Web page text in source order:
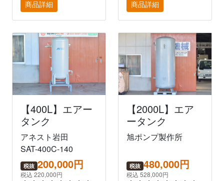
商品詳細 商品詳細
【400L】エアー
タンク
アネスト岩田
SAT-400C-140
税抜 200,000円
税込 220,000円
【2000L】エア
ータンク
旭ポンプ製作所
税抜 480,000円
税込 528,000円